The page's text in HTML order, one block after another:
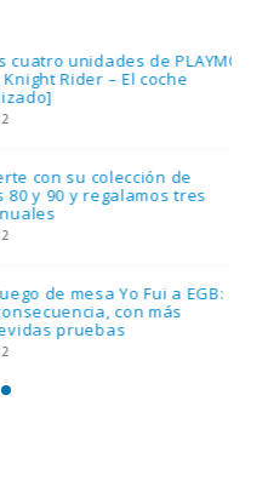
unidades de PLAYMOBIL
Rider – El coche
su colección de
90 y regalamos tres
mesa Yo Fui a EGB:
con más
pruebas